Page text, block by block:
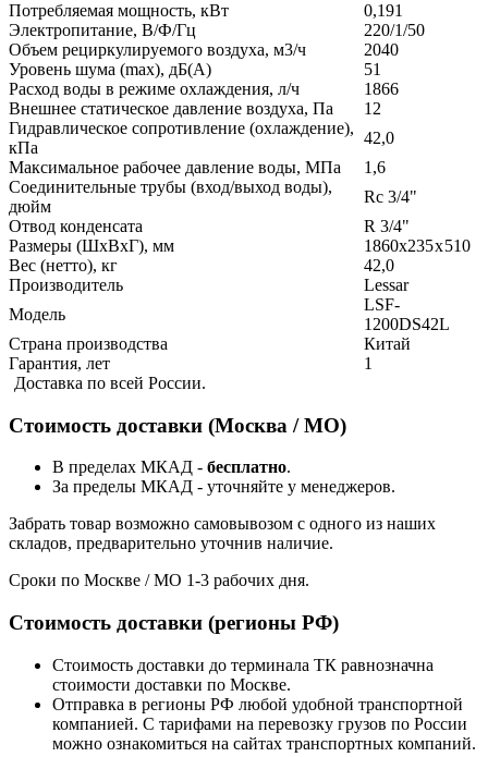
Потребляемая мощность, кВт
0,191
Электропитание, В/Ф/Гц
220/1/50
Объем рециркулируемого воздуха, м3/ч
2040
Уровень шума (max), дБ(А)
51
Расход воды в режиме охлаждения, л/ч
1866
Внешнее статическое давление воздуха, Па
12
Гидравлическое сопротивление (охлаждение),
кПа
42,0
Максимальное рабочее давление воды, МПа
1,6
Соединительные трубы (вход/выход воды),
дюйм
Rc 3/4"
Отвод конденсата
R 3/4"
Размеры (ШxВxГ), мм
1860x235 x 510
Вес (нетто), кг
42,0
Производитель
Lessar
Модель
LSF-
1200DS42L
Страна производства
Китай
Гарантия, лет
1
Доставка по всей России.
Стоимость доставки (Москва / МО)
В пределах МКАД - бесплатно.
За пределы МКАД - уточняйте у менеджеров.
Забрать товар возможно самовывозом с одного из наших
складов, предварительно уточнив наличие.
Сроки по Москве / МО 1-3 рабочих дня.
Стоимость доставки (регионы РФ)
Стоимость доставки до терминала ТК равнозначна
стоимости доставки по Москве.
Отправка в регионы РФ любой удобной транспортной
компанией. С тарифами на перевозку грузов по России
можно ознакомиться на сайтах транспортных компаний.